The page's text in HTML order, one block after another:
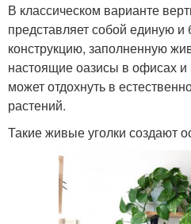
В классическом варианте
представляет собой единую
конструкцию, заполненную
настоящие оазисы в офисах и
может отдохнуть в
растений.
Такие живые уголки создают